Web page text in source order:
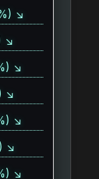
↘
↘
↘
↘
↘
↘
↘